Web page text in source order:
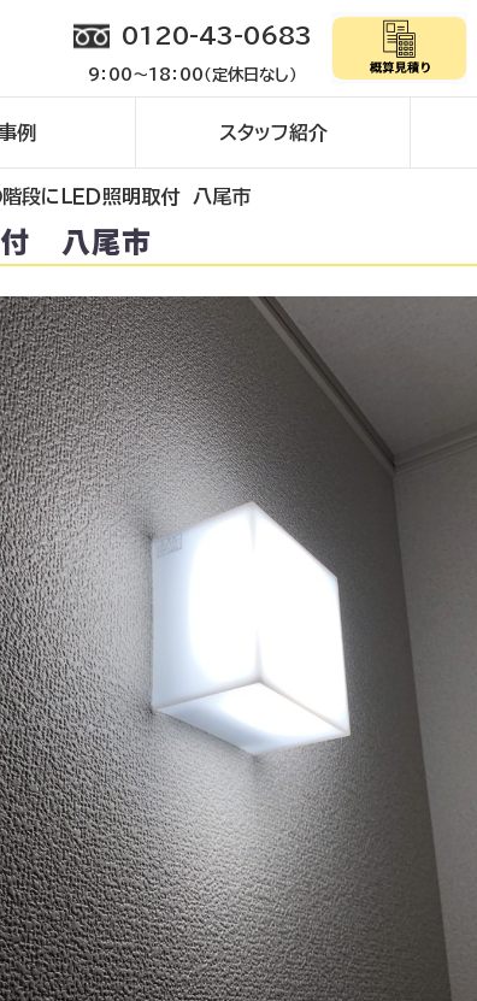
0120-43-0683
9：00～18：00（定休日なし）
例 スタッフ紹介
段にＬＥＤ照明取付 八尾市
付 八尾市